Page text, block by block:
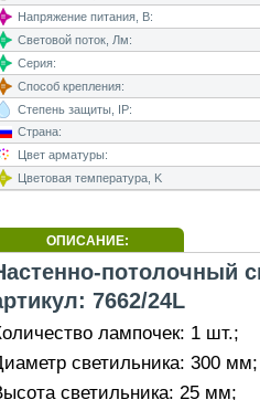
Напряжение питания, В:
Световой поток, Лм:
Серия:
Способ крепления:
Степень защиты, IP:
Страна:
Цвет арматуры:
Цветовая температура, K
ОПИСАНИЕ:
потолочный
7662/24L
лампочек: 1 шт.;
светильника: 300 мм;
светильника: 25 мм;